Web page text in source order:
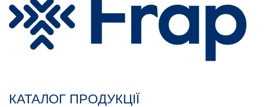
КАТАЛОГ ПРОДУКЦІЇ